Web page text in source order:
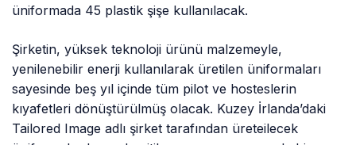
üniformada 45 plastik şişe kullanılacak.
Şirketin, yüksek teknoloji ürünü malzemeyle,
yenilenebilir enerji kullanılarak üretilen üniformaları
sayesinde beş yıl içinde tüm pilot ve hosteslerin
kıyafetleri dönüştürülmüş olacak. Kuzey İrlanda’daki
Tailored Image adlı şirket tarafından üreteilecek